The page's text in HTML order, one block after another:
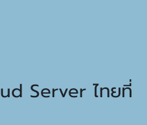
Server ไทยที่